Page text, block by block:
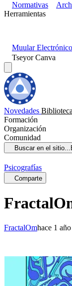
Normativas
Herramientas
Muular Electrónico
Tseyor Canva
Novedades Biblioteca
Formación
Organización
Comunidad
Buscar en el sitio...
Psicografías
Comparte
FractalOmhace 1 año